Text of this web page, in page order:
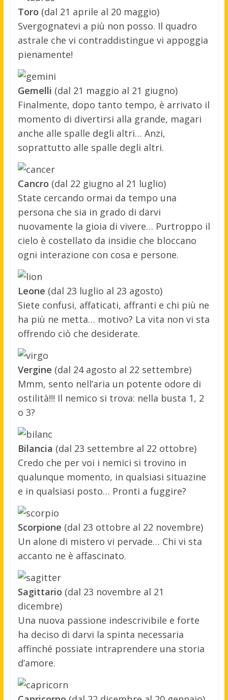
Toro (dal 21 aprile al 20 maggio)
Svergognatevi a più non posso. Il quadro
astrale che vi contraddistingue vi appoggia
pienamente!
Gemelli (dal 21 maggio al 21 giugno)
Finalmente, dopo tanto tempo, è arrivato il
momento di divertirsi alla grande, magari
anche alle spalle degli altri… Anzi,
soprattutto alle spalle degli altri.
Cancro (dal 22 giugno al 21 luglio)
State cercando ormai da tempo una
persona che sia in grado di darvi
nuovamente la gioia di vivere… Purtroppo il
cielo è costellato da insidie che bloccano
ogni interazione con cosa e persone.
Leone (dal 23 luglio al 23 agosto)
Siete confusi, affaticati, affranti e chi più ne
ha più ne metta… motivo? La vita non vi sta
offrendo ciò che desiderate.
Vergine (dal 24 agosto al 22 settembre)
Mmm, sento nell’aria un potente odore di
ostilità!!! Il nemico si trova: nella busta 1, 2
o 3?
Bilancia (dal 23 settembre al 22 ottobre)
Credo che per voi i nemici si trovino in
qualunque momento, in qualsiasi situazine
e in qualsiasi posto… Pronti a fuggire?
Scorpione (dal 23 ottobre al 22 novembre)
Un alone di mistero vi pervade… Chi vi sta
accanto ne è affascinato.
Sagittario (dal 23 novembre al 21
dicembre)
Una nuova passione indescrivibile e forte
ha deciso di darvi la spinta necessaria
affinché possiate intraprendere una storia
d’amore.